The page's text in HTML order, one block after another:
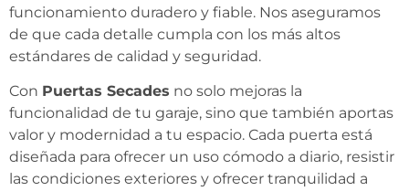
funcionamiento duradero y fiable. Nos aseguramos
de que cada detalle cumpla con los más altos
estándares de calidad y seguridad.
Con Puertas Secades no solo mejoras la
funcionalidad de tu garaje, sino que también aportas
valor y modernidad a tu espacio. Cada puerta está
diseñada para ofrecer un uso cómodo a diario, resistir
las condiciones exteriores y ofrecer tranquilidad a